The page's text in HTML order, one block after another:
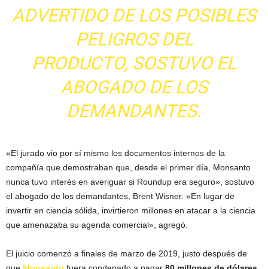
ADVERTIDO DE LOS POSIBLES
PELIGROS DEL
PRODUCTO, SOSTUVO EL
ABOGADO DE LOS
DEMANDANTES.
«El jurado vio por sí mismo los documentos internos de la
compañía que demostraban que, desde el primer día, Monsanto
nunca tuvo interés en averiguar si Roundup era seguro», sostuvo
el abogado de los demandantes, Brent Wisner. «En lugar de
invertir en ciencia sólida, invirtieron millones en atacar a la ciencia
que amenazaba su agenda comercial», agregó.
El juicio comenzó a finales de marzo de 2019, justo después de